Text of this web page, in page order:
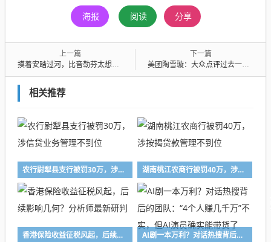
海报 阅读 分享
上一篇
摸着安踏过河，比音勒芬太想有一个自己的始祖鸟了
下一篇
美团陶雪璇：大众点评过去一年新增120城发榜，明确反对 AI 评价
相关推荐
农行尉犁县支行被罚30万，涉信贷业务管理不到位 湖南桃江农商行被罚40万，涉按揭贷款管理不到位
香港保险收益征税风起，后续影响几何？分析师最新研判 AI剧一本万利？对话热搜背后的团队：“4个人赚几千万”不实，但AI演员确实能带货了